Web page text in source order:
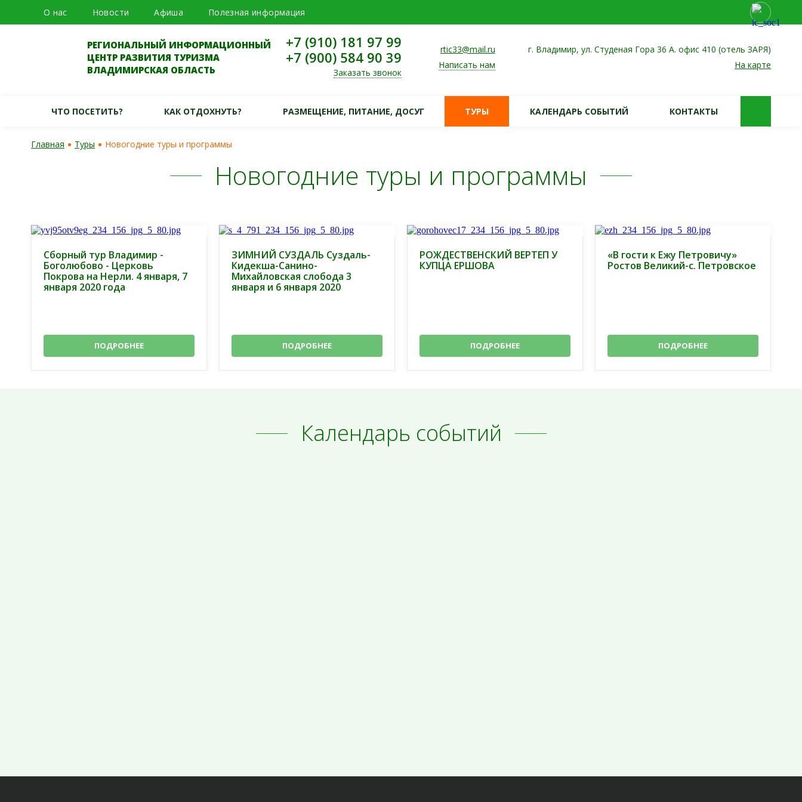
О нас Новости Афиша Полезная информация
РЕГИОНАЛЬНЫЙ ИНФОРМАЦИОННЫЙ
ЦЕНТР РАЗВИТИЯ ТУРИЗМА
ВЛАДИМИРСКАЯ ОБЛАСТЬ
+7 (910) 181 97 99
+7 (900) 584 90 39
Заказать звонок
rtic33@mail.ru
Написать нам
г. Владимир, ул. Студеная Гора 36 А. офис 410 (отель ЗАРЯ)
На карте
ЧТО ПОСЕТИТЬ? КАК ОТДОХНУТЬ? РАЗМЕЩЕНИЕ, ПИТАНИЕ, ДОСУГ ТУРЫ КАЛЕНДАРЬ СОБЫТИЙ КОНТАКТЫ
Главная Туры Новогодние туры и программы
Новогодние туры и программы
Сборный тур Владимир -
Боголюбово - Церковь
Покрова на Нерли. 4 января, 7
января 2020 года
ПОДРОБНЕЕ
ЗИМНИЙ СУЗДАЛЬ Суздаль-
Кидекша-Санино-
Михайловская слобода 3
января и 6 января 2020
ПОДРОБНЕЕ
РОЖДЕСТВЕНСКИЙ ВЕРТЕП У
КУПЦА ЕРШОВА
ПОДРОБНЕЕ
«В гости к Ежу Петровичу»
Ростов Великий-с. Петровское
ПОДРОБНЕЕ
Календарь событий